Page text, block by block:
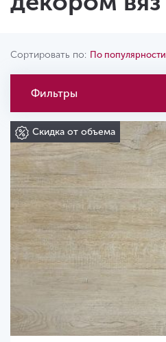
Сортировать по: По популярности
Фильтры
Скидка от объема